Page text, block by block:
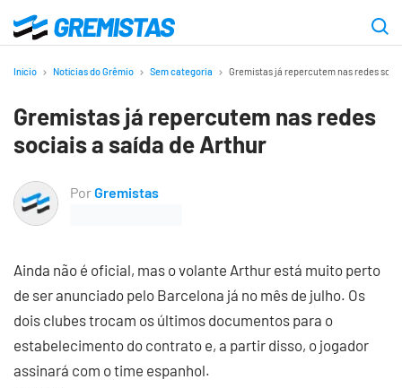
para
principal
Gremistas
Início Notícias do Grêmio Sem categoria Gremistas já repercutem nas redes
Gremistas já repercutem nas redes
sociais a saída de Arthur
PorGremistas
Ainda não é oficial, mas o volante Arthur está muito perto
de ser anunciado pelo Barcelona já no mês de julho. Os
dois clubes trocam os últimos documentos para o
estabelecimento do contrato e, a partir disso, o jogador
assinará com o time espanhol.